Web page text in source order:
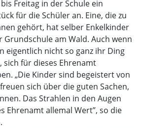
Freitag in der Schule ein
für die Schüler an. Eine, die zu
gehört, hat selber Enkelkinder
am Wald. Auch wenn
eigentlich nicht so ganz ihr Ding
sich für dieses Ehrenamt
„Die Kinder sind begeistert von
sich über die guten Sachen,
Das Strahlen in den Augen
Ehrenamt allemal Wert”, so die